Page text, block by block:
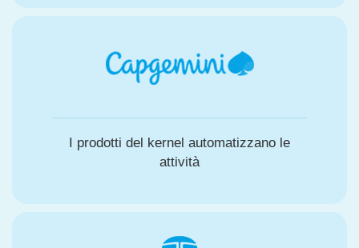
I prodotti del kernel automatizzano le
attività